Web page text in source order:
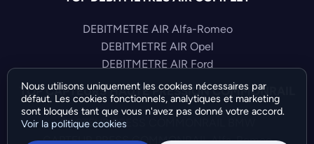
DEBITMETRE AIR Alfa-Romeo
DEBITMETRE AIR Opel
DEBITMETRE AIR Ford
TOP CAPTEURS HAUTE PRESSION COMMONRAIL
CAPTEUR PRESS COMMONRAIL BMW
CAPTEUR PRESS COMMONRAIL Alfa-Romeo
Nous utilisons uniquement les cookies nécessaires par
défaut. Les cookies fonctionnels, analytiques et marketing
sont bloqués tant que vous n'avez pas donné votre accord.
Voir la politique cookies